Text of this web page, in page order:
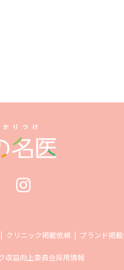
クリニック掲載依頼 ブランド掲
収益向上委員会採用情報